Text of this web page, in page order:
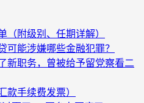
（附级别、任期详解）
可能涉嫌哪些金融犯罪？
新职务，曾被给予留党察看二
款手续费发票）